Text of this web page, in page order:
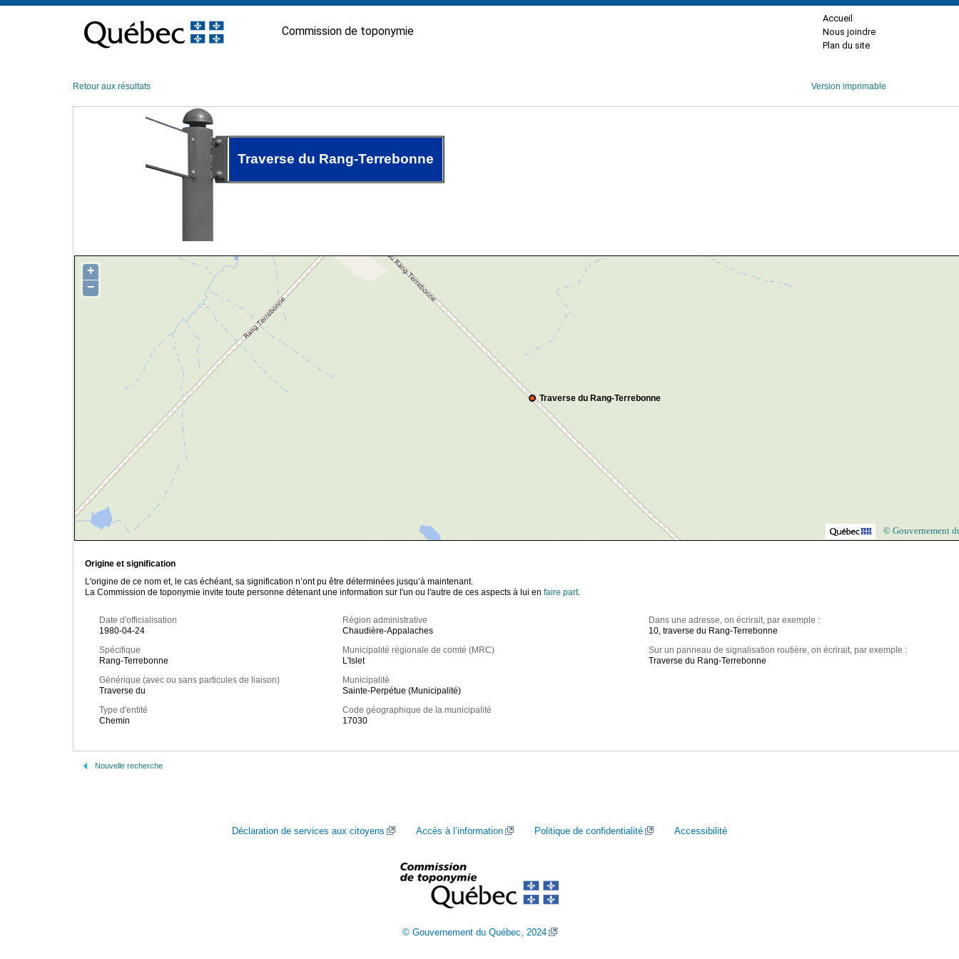
contenu
Commission de toponymie
Accueil
Nous joindre
Plan du site
Retour aux résultats Version imprimable
Traverse du Rang-Terrebonne
Traverse du Rang-Terrebonne
+
−
© Gouvernement
Origine et signification
L'origine de ce nom et, le cas échéant, sa signification n’ont pu être déterminées jusqu’à maintenant.
La Commission de toponymie invite toute personne détenant une information sur l'un ou l'autre de ces aspects à lui en faire part.
Date d'officialisation
1980-04-24
Spécifique
Rang-Terrebonne
Générique (avec ou sans particules de liaison)
Traverse du
Type d'entité
Chemin
Région administrative
Chaudière-Appalaches
Municipalité régionale de comté (MRC)
L'Islet
Municipalité
Sainte-Perpétue (Municipalité)
Code géographique de la municipalité
17030
Dans une adresse, on écrirait, par exemple :
10, traverse du Rang-Terrebonne
Sur un panneau de signalisation routière, on écrirait, par exemple :
Traverse du Rang-Terrebonne
Nouvelle recherche
Déclaration de services aux citoyens Accès à l’information Politique de confidentialité Accessibilité
© Gouvernement du Québec, 2024